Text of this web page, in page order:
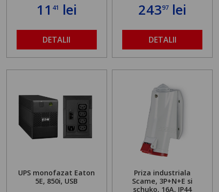
11 41 lei
DETALII
24397 lei
DETALII
UPS monofazat Eaton
5E, 850i, USB
Priza industriala
Scame, 3P+N+E si
schuko, 16A, IP44